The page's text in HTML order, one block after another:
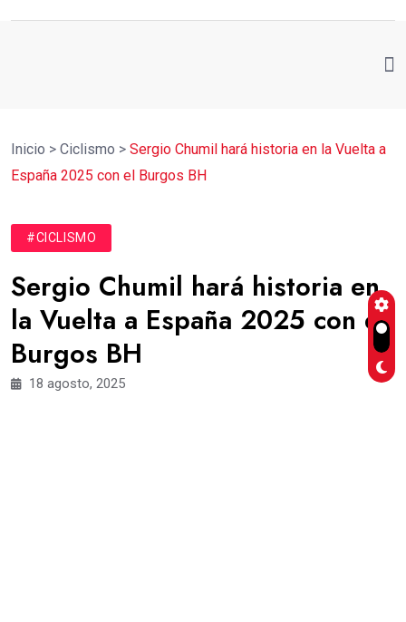
Inicio > Ciclismo > Sergio Chumil hará historia en la Vuelta a
España 2025 con el Burgos BH
#CICLISMO
Sergio Chumil hará historia en
la Vuelta a España 2025 con el
Burgos BH
18 agosto, 2025